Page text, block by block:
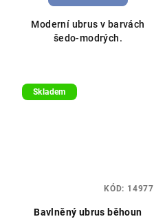
Moderní ubrus v barvách
šedo-modrých.
Skladem
Bavlněný ubrus běhoun
KÓD: 14977